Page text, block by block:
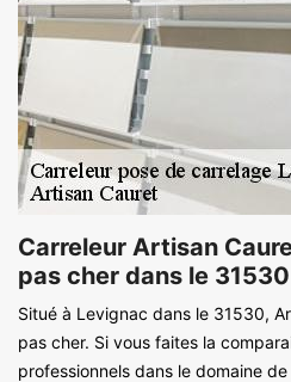
Carreleur Artisan
pas cher dans le 31530
Situé à Levignac dans le 31530,
pas cher. Si vous faites la
professionnels dans le domaine